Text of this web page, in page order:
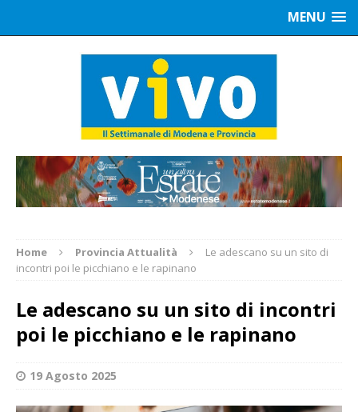
MENU
Home Provincia Attualità
Le adescano su un sito di
incontri poi le picchiano e le rapinano
Le adescano su un sito di incontri
poi le picchiano e le rapinano
19 Agosto 2025